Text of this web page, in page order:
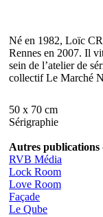
Né en 1982, Loïc
Rennes en 2007. Il
sein de l’atelier de
collectif Le Marché
50 x 70 cm
Sérigraphie
Autres publications
RVB Média
Lock Room
Love Room
Façade
Le Qube